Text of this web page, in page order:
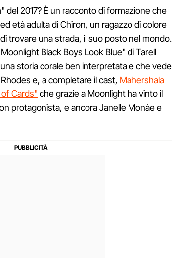
del 2017? È un racconto di formazione che
età adulta di Chiron, un ragazzo di colore
trovare una strada, il suo posto nel mondo.
Black Boys Look Blue" di Tarell
storia corale ben interpretata e che vede
e, a completare il cast, Mahershala
Cards" che grazie a Moonlight ha vinto il
protagonista, e ancora Janelle Monàe e